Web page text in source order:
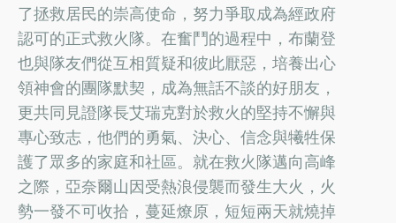
了拯救居民的崇高使命，努力爭取成為經政府
認可的正式救火隊。在奮鬥的過程中，布蘭登
也與隊友們從互相質疑和彼此厭惡，培養出心
領神會的團隊默契，成為無話不談的好朋友，
更共同見證隊長艾瑞克對於救火的堅持不懈與
專心致志，他們的勇氣、決心、信念與犧牲保
護了眾多的家庭和社區。就在救火隊邁向高峰
之際，亞奈爾山因受熱浪侵襲而發生大火，火
勢一發不可收拾，蔓延燎原，短短兩天就燒掉